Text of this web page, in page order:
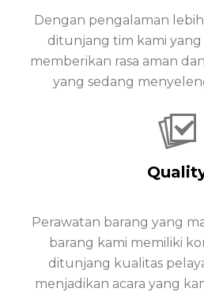
Dengan pengalaman
ditunjang tim kami
memberikan rasa aman
yang sedang
Perawatan barang yang
barang kami memiliki
ditunjang kualitas
menjadikan acara yang